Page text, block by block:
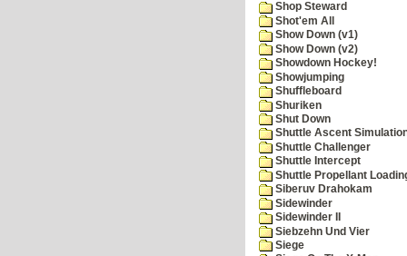
Shop Steward
Shot'em All
Show Down (v1)
Show Down (v2)
Showdown Hockey!
Showjumping
Shuffleboard
Shuriken
Shut Down
Shuttle Ascent
Shuttle Challenger
Shuttle Intercept
Shuttle Propellant
Siberuv Drahokam
Sidewinder
Sidewinder II
Siebzehn Und Vier
Siege